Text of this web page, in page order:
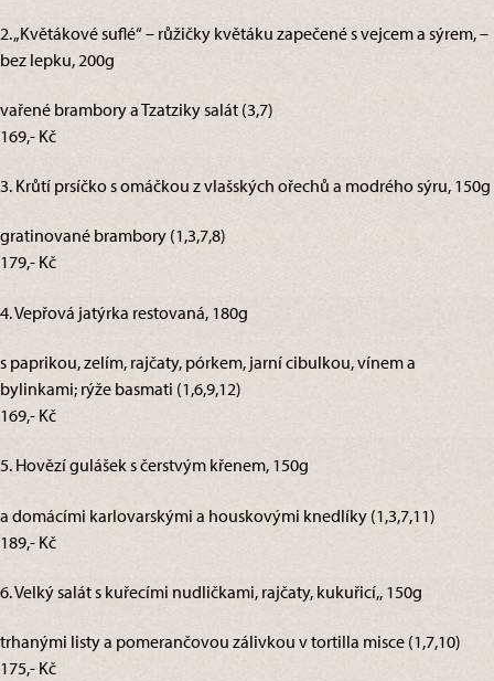
2. „Květákové suflé“ – růžičky květáku zapečené s vejcem a sýrem, –
bez lepku, 200g
vařené brambory a Tzatziky salát (3,7)
169,- Kč
3. Krůtí prsíčko s omáčkou z vlašských ořechů a modrého sýru, 150g
gratinované brambory (1,3,7,8)
179,- Kč
4. Vepřová jatýrka restovaná, 180g
s paprikou, zelím, rajčaty, pórkem, jarní cibulkou, vínem a
bylinkami; rýže basmati (1,6,9,12)
169,- Kč
5. Hovězí gulášek s čerstvým křenem, 150g
a domácími karlovarskými a houskovými knedlíky (1,3,7,11)
189,- Kč
6. Velký salát s kuřecími nudličkami, rajčaty, kukuřicí,, 150g
trhanými listy a pomerančovou zálivkou v tortilla misce (1,7,10)
175,- Kč